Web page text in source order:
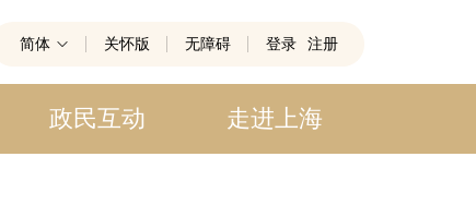
简体 关怀版 无障碍 登录 注册
政民互动 走进上海